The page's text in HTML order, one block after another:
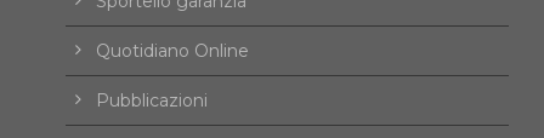
Quotidiano Online
Pubblicazioni